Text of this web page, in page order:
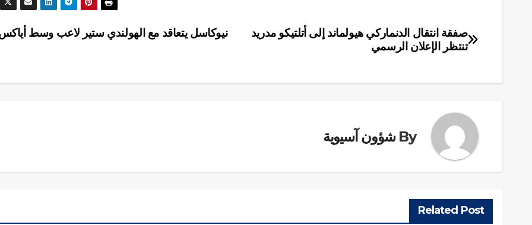
تصفّح
نيوكاسل يتعاقد مع الهولندي ستير لاعب وسط
صفقة انتقال الدنماركي هيولماند إلى أتلتيكو مدريد
تنتظر الإعلان الرسمي
By شؤون آسيوية
Related Post